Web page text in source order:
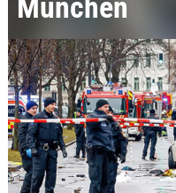
München